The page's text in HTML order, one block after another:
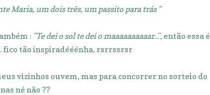
Maria, um dois três, um passito para trás "
: "Te dei o sol te dei o maaaaaaaaaar...", então essa é
fico tão inspiradééénha, rsrrssrsr
vizinhos ouvem, mas para concorrer no sorteio do
né não ??